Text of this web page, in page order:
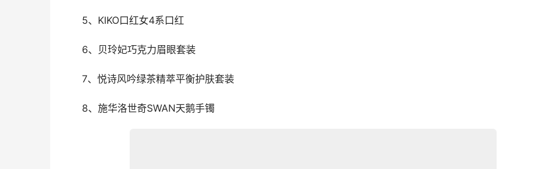
5、KIKO口红女4系口红
6、贝玲妃巧克力眉眼套装
7、悦诗风吟绿茶精萃平衡护肤套装
8、施华洛世奇SWAN天鹅手镯